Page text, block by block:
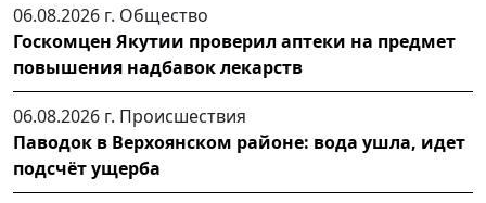
06.08.2026 г. Общество
Госкомцен Якутии проверил аптеки на предмет
повышения надбавок лекарств
06.08.2026 г. Происшествия
Паводок в Верхоянском районе: вода ушла, идет
подсчёт ущерба